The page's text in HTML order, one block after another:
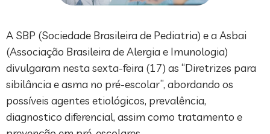
A SBP (Sociedade Brasileira de Pediatria) e a Asbai
(Associação Brasileira de Alergia e Imunologia)
divulgaram nesta sexta-feira (17) as “Diretrizes para
sibilância e asma no pré-escolar”, abordando os
possíveis agentes etiológicos, prevalência,
diagnostico diferencial, assim como tratamento e